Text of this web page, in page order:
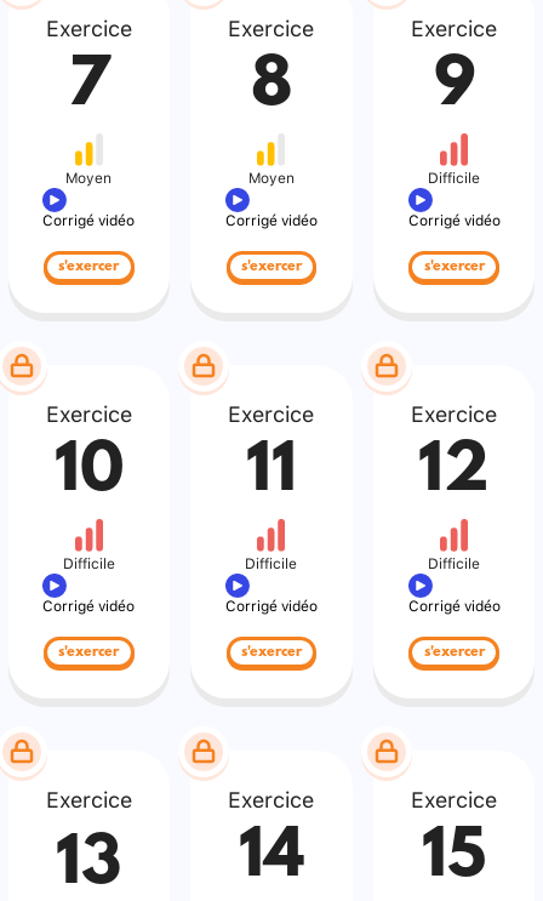
Exercice
7
Moyen
Corrigé vidéo
s'exercer
Exercice
8
Moyen
Corrigé vidéo
s'exercer
Exercice
9
Difficile
Corrigé vidéo
s'exercer
Exercice
10
Difficile
Corrigé vidéo
s'exercer
Exercice
11
Difficile
Corrigé vidéo
s'exercer
Exercice
12
Difficile
Corrigé vidéo
s'exercer
Exercice
13
Exercice
14
Exercice
15